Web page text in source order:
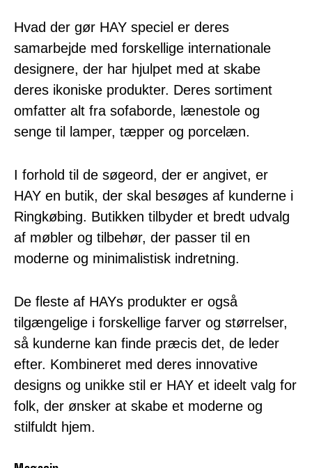
Hvad der gør HAY speciel er deres
samarbejde med forskellige internationale
designere, der har hjulpet med at skabe
deres ikoniske produkter. Deres sortiment
omfatter alt fra sofaborde, lænestole og
senge til lamper, tæpper og porcelæn.
I forhold til de søgeord, der er angivet, er
HAY en butik, der skal besøges af kunderne i
Ringkøbing. Butikken tilbyder et bredt udvalg
af møbler og tilbehør, der passer til en
moderne og minimalistisk indretning.
De fleste af HAYs produkter er også
tilgængelige i forskellige farver og størrelser,
så kunderne kan finde præcis det, de leder
efter. Kombineret med deres innovative
designs og unikke stil er HAY et ideelt valg for
folk, der ønsker at skabe et moderne og
stilfuldt hjem.